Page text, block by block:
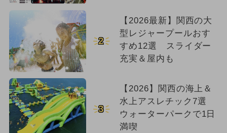
2
【2026最新】関西の大
型レジャープールおす
すめ12選 スライダー
充実＆屋内も
3
【2026】関西の海上＆
水上アスレチック7選
ウォーターパークで1日
満喫